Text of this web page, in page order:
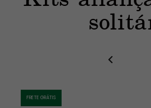
FRETE GRÁTIS